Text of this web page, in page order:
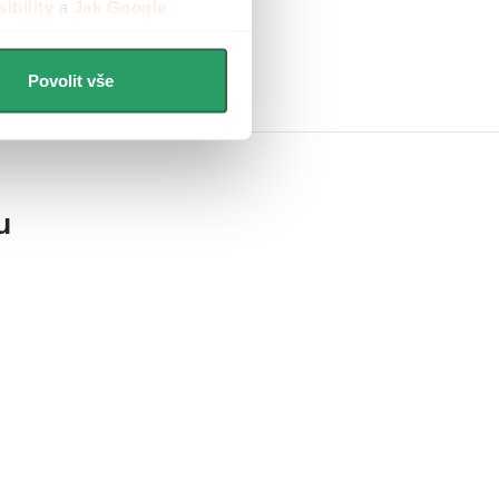
a Jak Google
Povolit vše